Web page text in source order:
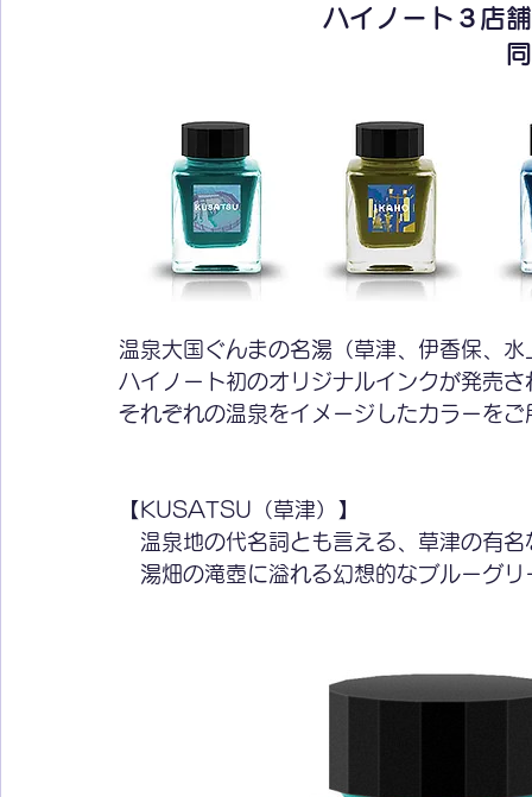
ハイノート３店
温泉大国ぐんまの名湯（草津、伊香保、
ハイノート初のオリジナルインクが発売さ
それぞれの温泉をイメージしたカラーをご
【KUSATSU（草津）】
温泉地の代名詞とも言える、草津の有名
湯畑の滝壺に溢れる幻想的なブルーグリ